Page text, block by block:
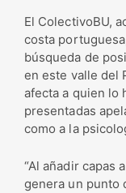
El ColectivoBU,
costa
búsqueda de
en este valle del
afecta a quien lo
presentadas
como a la
“Al añadir capas
genera un punto